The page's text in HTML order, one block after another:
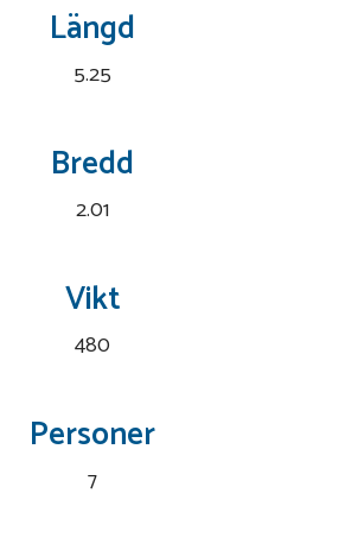
Längd
5.25
Bredd
2.01
Vikt
480
Personer
7